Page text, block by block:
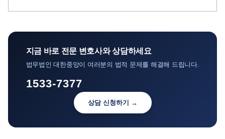
지금 바로 전문 변호사와 상담하세요
법무법인 대한중앙이 여러분의 법적 문제를 해결해 드립니다.
1533-7377
상담 신청하기 →